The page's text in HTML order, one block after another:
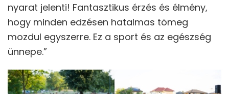
nyarat jelenti! Fantasztikus érzés és élmény,
hogy minden edzésen hatalmas tömeg
mozdul egyszerre. Ez a sport és az egészség
ünnepe.”